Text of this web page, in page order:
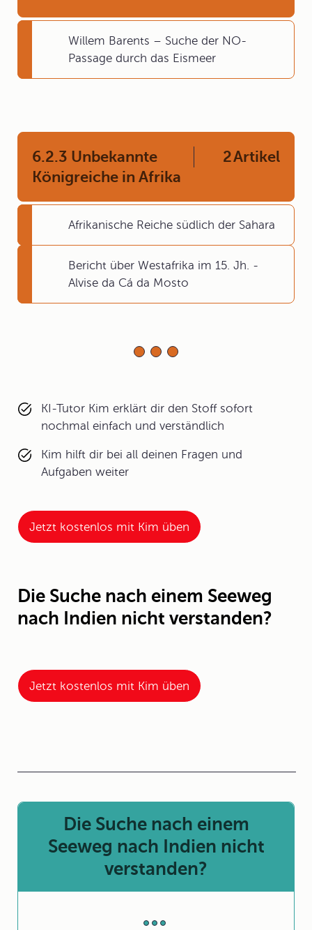
Willem Barents – Suche der NO-
Passage durch das Eismeer
6.2.3 Unbekannte
Königreiche in Afrika
2Artikel
Afrikanische Reiche südlich der Sahara
Bericht über Westafrika im 15. Jh. -
Alvise da Cá da Mosto
KI-Tutor Kim erklärt dir den Stoff sofort
nochmal einfach und verständlich
Kim hilft dir bei all deinen Fragen und
Aufgaben weiter
Jetzt kostenlos mit Kim üben
Die Suche nach einem Seeweg
nach Indien nicht verstanden?
Jetzt kostenlos mit Kim üben
Die Suche nach einem
Seeweg nach Indien nicht
verstanden?